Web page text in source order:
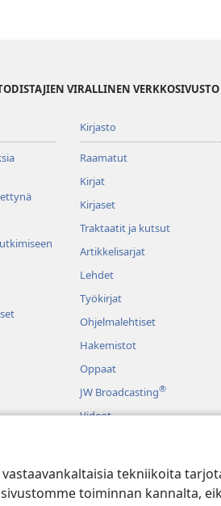
tekniikoita
toiminnan kannalta,
VIRALLINEN VERKKOSIVUSTO
Kirjasto
Raamatut
Kirjat
Kirjaset
Traktaatit ja kutsut
Artikkelisarjat
Lehdet
Työkirjat
Ohjelmalehtiset
Hakemistot
Oppaat
JW Broadcasting®
Videot
Dramatisoitu raamatunluku